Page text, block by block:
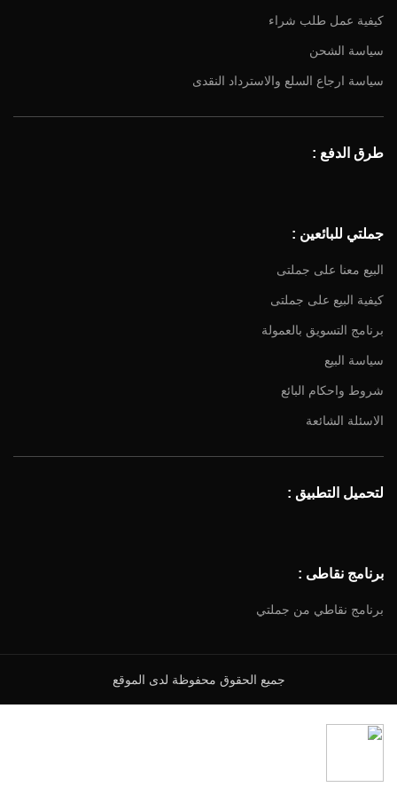
كيفية عمل طلب شراء
سياسة الشحن
سياسة ارجاع السلع والاسترداد النقدى
طرق الدفع :
جملتي للبائعين :
البيع معنا على جملتى
كيفية البيع على جملتى
برنامج التسويق بالعمولة
سياسة البيع
شروط واحكام البائع
الاسئلة الشائعة
لتحميل التطبيق :
برنامج نقاطى :
برنامج نقاطي من جملتي
جميع الحقوق محفوظة لدى الموقع